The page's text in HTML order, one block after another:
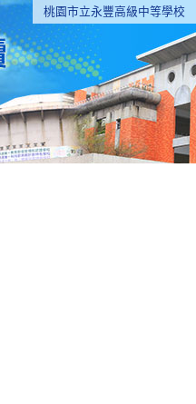
桃園市立永豐高級中等學校